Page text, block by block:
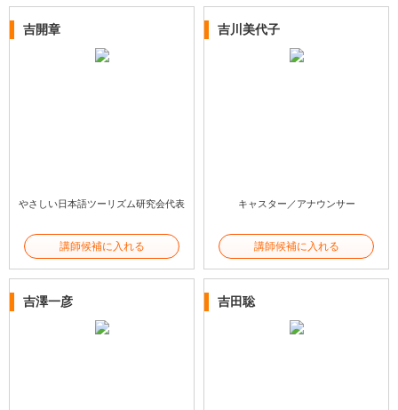
吉開章
やさしい日本語ツーリズム研究会代表
講師候補に入れる
吉川美代子
キャスター／アナウンサー
講師候補に入れる
吉澤一彦 吉田聡